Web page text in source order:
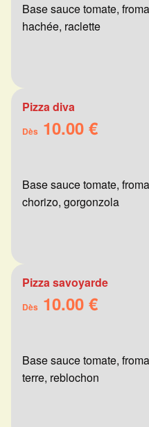
Base sauce tomate,
hachée, raclette
Pizza diva
Dès 10.00 €
Base sauce tomate,
chorizo, gorgonzola
Pizza savoyarde
Dès 10.00 €
Base sauce tomate,
terre, reblochon